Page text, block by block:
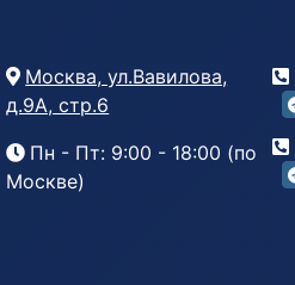
Москва, ул.Вавилова,
д.9А, стр.6
Пн - Пт: 9:00 - 18:00 (по
Москве)